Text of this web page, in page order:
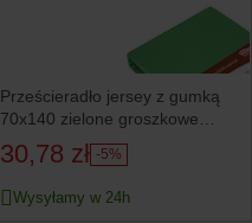
Prześcieradło jersey z gumką
70x140 zielone groszkowe
KARO
30,78 zł -5%
Wysyłamy w 24h